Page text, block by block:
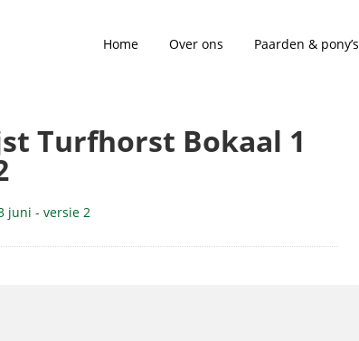
Home Over ons Paarden & pony’s
Turfhorst Bokaal 1
juni - versie 2